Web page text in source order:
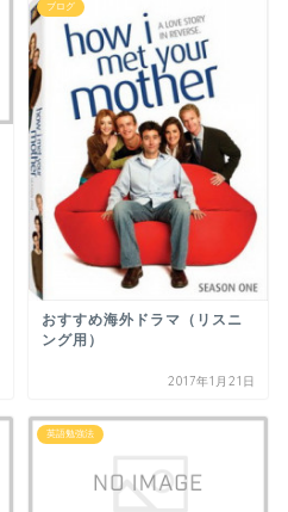
ブログ
おすすめ海外ドラマ（リスニ
ング用）
2017年1月21日
英語勉強法